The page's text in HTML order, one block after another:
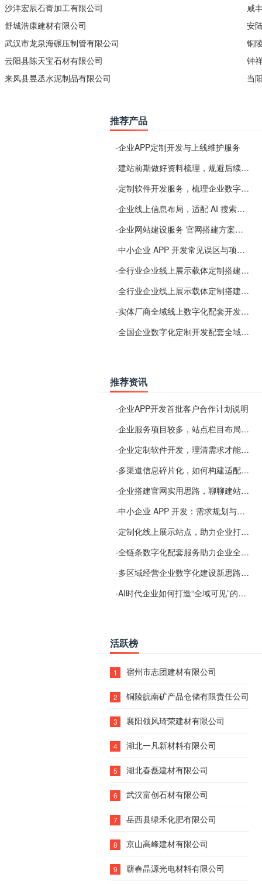
沙洋宏辰石膏加工有限公司
舒城浩康建材有限公司
武汉市龙泉海碾压制管有限公司
云阳县陈天宝石材有限公司
来凤县昱丞水泥制品有限公司
咸
安
铜
钟
当
推荐产品
·企业APP定制开发与上线维护服务
·建站前期做好资料梳理，规避后续各类使用难题
·定制软件开发服务，梳理企业数字化落地常见难点
·企业线上信息布局，适配 AI 搜索需要留意这些要点
·企业网站建设服务 官网搭建方案经验分享
·中小企业 APP 开发常见误区与项目规划实用经验
·全行业企业线上展示载体定制搭建服务
·全行业企业线上展示载体定制搭建服务
·实体厂商全域线上数字化配套开发与地域检索优化服务
·全国企业数字化定制开发配套全域搜索优化服务
推荐资讯
·企业APP开发首批客户合作计划说明
·企业服务项目较多，站点栏目布局规划参考思路
·企业定制软件开发，理清需求才能提升数字化落地效率
·多渠道信息碎片化，如何构建适配 AI 检索的品牌信息源
·企业搭建官网实用思路，聊聊建站容易忽视的问题
·中小企业 APP 开发：需求规划与项目落地避坑经验分享
·定制化线上展示站点，助力企业打通线上经营渠道
·全链条数字化配套服务助力企业全域线上经营
·多区域经营企业数字化建设新思路：多端载体与地域检索一体化落地思路分享
·AI时代企业如何打造“全域可见”的数字资产？梓彤超越给出新解法
活跃榜
1 宿州市志团建材有限公司
2 铜陵皖南矿产品仓储有限责任公司
3 襄阳领风琦荣建材有限公司
4 湖北一凡新材料有限公司
5 湖北春磊建材有限公司
6 武汉富创石材有限公司
7 岳西县绿禾化肥有限公司
8 京山高峰建材有限公司
9 蕲春晶源光电材料有限公司